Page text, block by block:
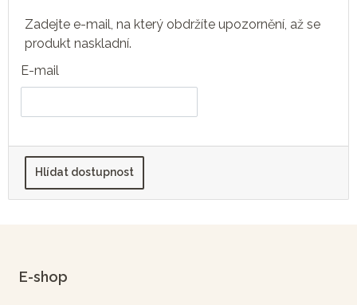
Zadejte e-mail, na který obdržíte upozornění, až se
produkt naskladní.
E-mail
E-shop